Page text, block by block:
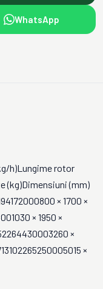
WhatsApp
h)Lungime rotor
(kg)Dimensiuni (mm)
× 1700 ×
× 1950 ×
×
×